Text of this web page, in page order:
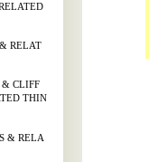
RELAT
& CLIFF
THIN
& RELA